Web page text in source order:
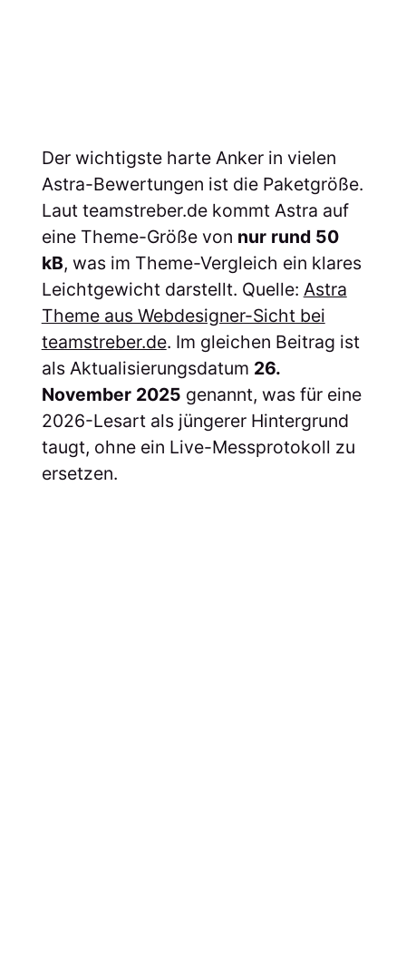
Der wichtigste harte Anker in vielen
Astra-Bewertungen ist die Paketgröße.
Laut teamstreber.de kommt Astra auf
eine Theme-Größe von nur rund 50
kB, was im Theme-Vergleich ein klares
Leichtgewicht darstellt. Quelle: Astra
Theme aus Webdesigner-Sicht bei
teamstreber.de. Im gleichen Beitrag ist
als Aktualisierungsdatum 26.
November 2025 genannt, was für eine
2026-Lesart als jüngerer Hintergrund
taugt, ohne ein Live-Messprotokoll zu
ersetzen.